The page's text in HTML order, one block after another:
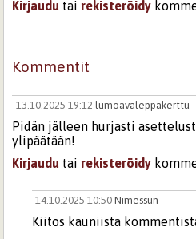
Kirjaudu tai rekisteröidy
Kommentit
13.10.2025 19:12 lumoavaleppäkerttu
Pidän jälleen hurjasti
ylipäätään!
Kirjaudu tai rekisteröidy
14.10.2025 10:50Nimessun
Kiitos kauniista